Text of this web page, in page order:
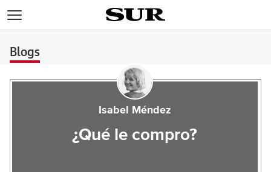
Blogs
Isabel Méndez
¿Qué le compro?